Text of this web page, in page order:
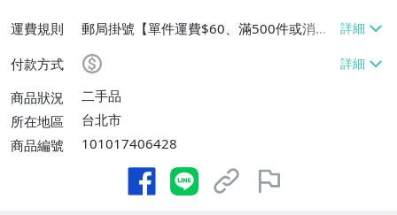
運費規則
郵局掛號【單件運費$60、滿500件或消費
滿$20000免運費】
付款方式
商品狀況
二手品
所在地區
台北市
商品編號
101017406428